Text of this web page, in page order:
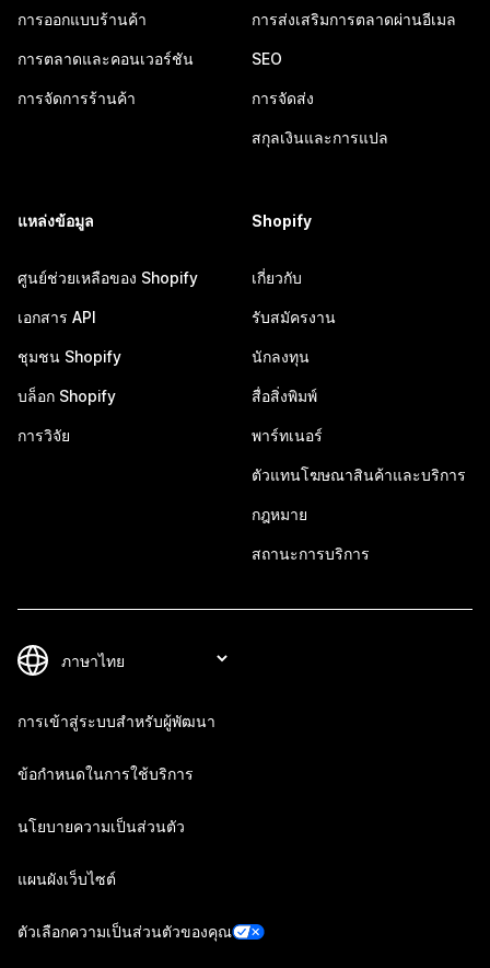
การออกแบบร้านค้า
การตลาดและคอนเวอร์ชัน
การจัดการร้านค้า
การส่งเสริมการตลาดผ่านอีเมล
SEO
การจัดส่ง
สกุลเงินและการแปล
แหล่งข้อมูล
ศูนย์ช่วยเหลือของ Shopify
เอกสาร API
ชุมชน Shopify
บล็อก Shopify
การวิจัย
Shopify
เกี่ยวกับ
รับสมัครงาน
นักลงทุน
สื่อสิ่งพิมพ์
พาร์ทเนอร์
ตัวแทนโฆษณาสินค้าและบริการ
กฎหมาย
สถานะการบริการ
การเข้าสู่ระบบสำหรับผู้พัฒนา
ข้อกำหนดในการใช้บริการ
นโยบายความเป็นส่วนตัว
แผนผังเว็บไซต์
ตัวเลือกความเป็นส่วนตัวของคุณ